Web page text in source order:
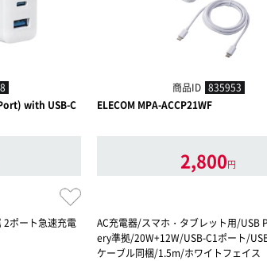
with USB-C
2ポート急速充電
商品ID 835953
ELECOM MPA-ACCP21WF
2,800円
AC充電器/スマホ・タブレット用/USB
ery準拠/20W+12W/USB-C1ポート/
ケーブル同梱/1.5m/ホワイトフェイス